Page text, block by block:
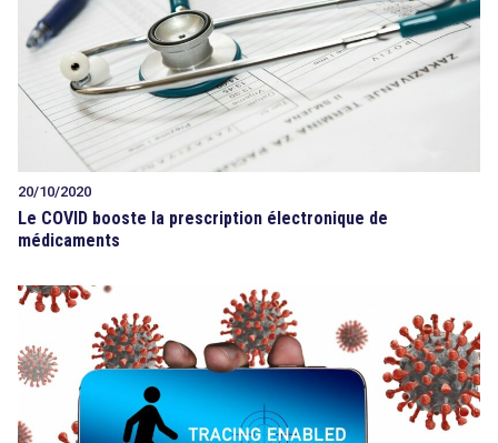
20/10/2020
Le COVID booste la prescription électronique de
médicaments